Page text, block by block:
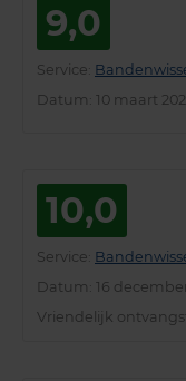
9,0
Service
Datum : 10 maart
10,0
Service
Datum : 16
Vriendelijk